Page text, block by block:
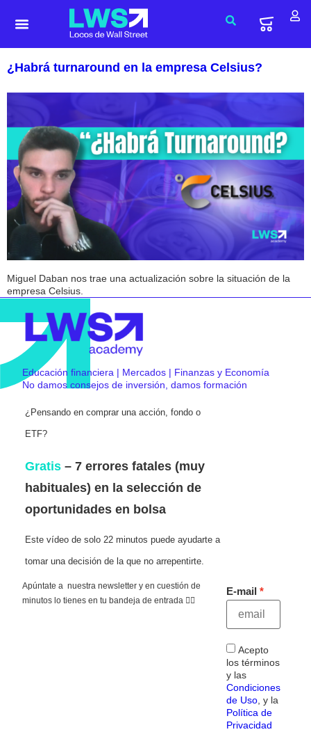
¿Habrá turnaround en la empresa Celsius?
Miguel Daban nos trae una actualización sobre la situación de la
empresa Celsius.
Educación financiera | Mercados | Finanzas y Economía
No damos consejos de inversión, damos formación
¿Pensando en comprar una acción, fondo o
ETF?
Gratis – 7 errores fatales (muy
habituales) en la selección de
oportunidades en bolsa
Este vídeo de solo 22 minutos puede ayudarte a
tomar una decisión de la que no arrepentirte.
Apúntate a nuestra newsletter y en cuestión de
minutos lo tienes en tu bandeja de entrada 👇🏻
E-mail
Acepto
los términos
y las
Condiciones
de Uso , y la
Política de
Privacidad